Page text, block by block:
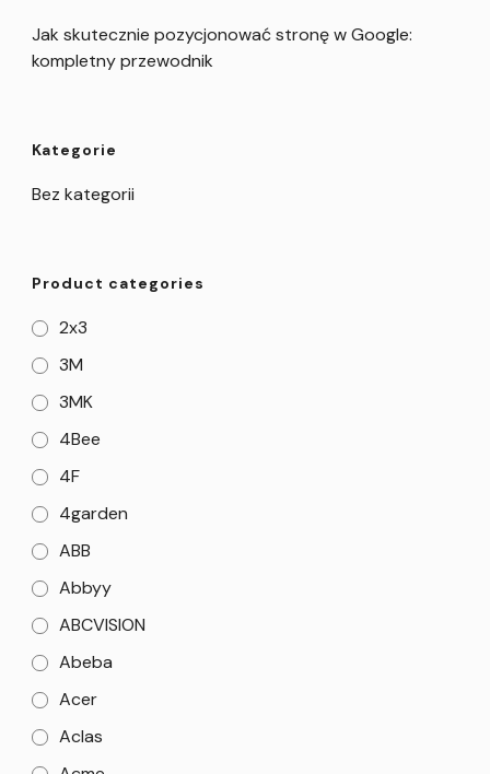
Jak skutecznie pozycjonować stronę w Google:
kompletny przewodnik
Kategorie
Bez kategorii
Product categories
2x3
3M
3MK
4Bee
4F
4garden
ABB
Abbyy
ABCVISION
Abeba
Acer
Aclas